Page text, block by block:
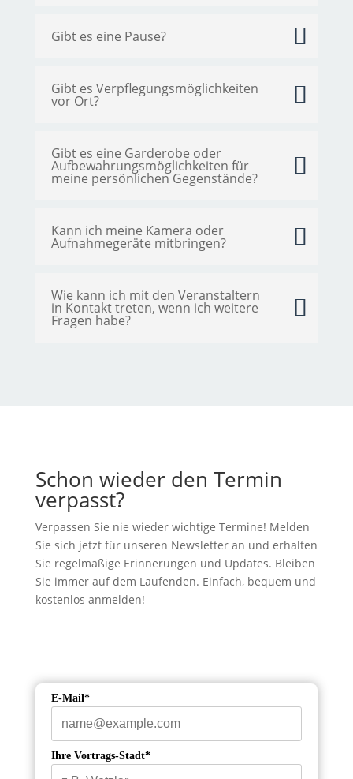
Gibt es eine Pause?
Gibt es Verpflegungsmöglichkeiten
vor Ort?
Gibt es eine Garderobe oder
Aufbewahrungsmöglichkeiten für
meine persönlichen Gegenstände?
Kann ich meine Kamera oder
Aufnahmegeräte mitbringen?
Wie kann ich mit den Veranstaltern
in Kontakt treten, wenn ich weitere
Fragen habe?
Schon wieder den Termin
verpasst?
Verpassen Sie nie wieder wichtige Termine! Melden
Sie sich jetzt für unseren Newsletter an und erhalten
Sie regelmäßige Erinnerungen und Updates. Bleiben
Sie immer auf dem Laufenden. Einfach, bequem und
kostenlos anmelden!
E-Mail*
Ihre Vortrags-Stadt*